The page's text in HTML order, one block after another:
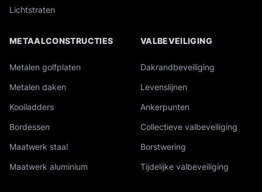
Lichtstraten
METAALCONSTRUCTIES
Metalen golfplaten
Metalen daken
Kooiladders
Bordessen
Maatwerk staal
Maatwerk aluminium
VALBEVEILIGING
Dakrandbeveiliging
Levenslijnen
Ankerpunten
Collectieve valbeveiliging
Borstwering
Tijdelijke valbeveiliging